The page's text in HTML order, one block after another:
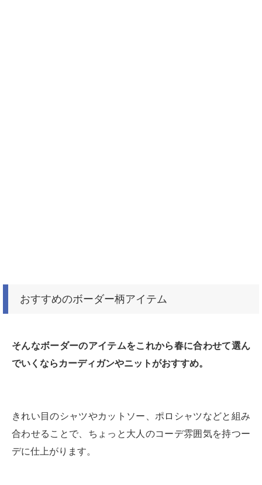
おすすめのボーダー柄アイテム
そんなボーダーのアイテムをこれから春に合わせて選ん
でいくならカーディガンやニットがおすすめ。
きれい目のシャツやカットソー、ポロシャツなどと組み
合わせることで、ちょっと大人のコーデ雰囲気を持つー
デに仕上がります。